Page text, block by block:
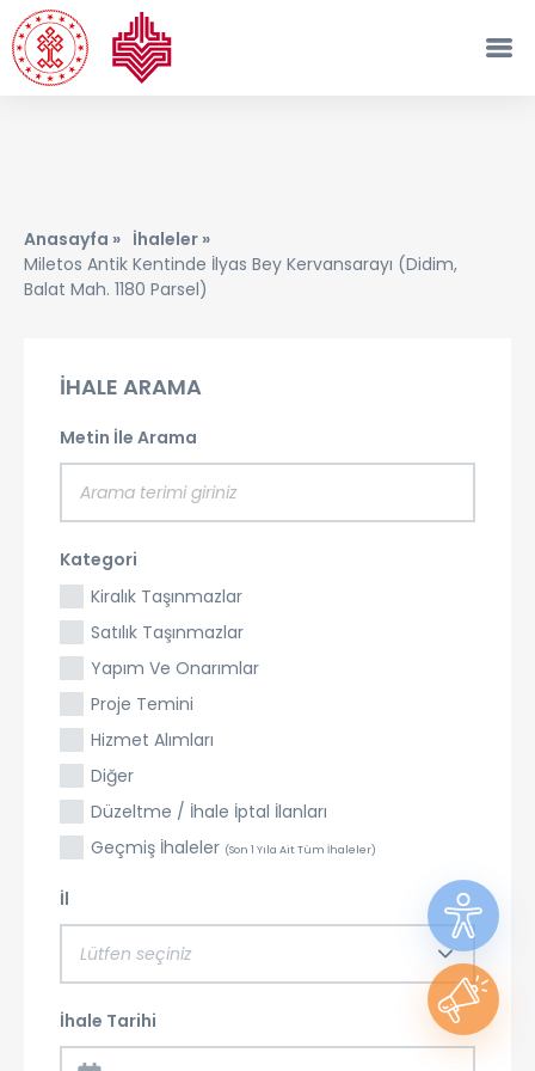
Anasayfa » İhaleler »
Miletos Antik Kentinde İlyas Bey Kervansarayı (Didim,
Balat Mah. 1180 Parsel)
İHALE ARAMA
Metin İle Arama
Kategori
Kiralık Taşınmazlar
Satılık Taşınmazlar
Yapım Ve Onarımlar
Proje Temini
Hizmet Alımları
Diğer
Düzeltme / İhale İptal İlanları
Geçmiş İhaleler (Son 1 Yıla Ait Tüm İhaleler)
İl
Lütfen seçiniz
İhale Tarihi